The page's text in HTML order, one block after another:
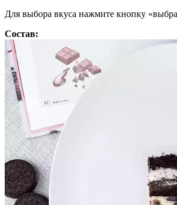
Для выбора вкуса нажмите кнопку
Состав: